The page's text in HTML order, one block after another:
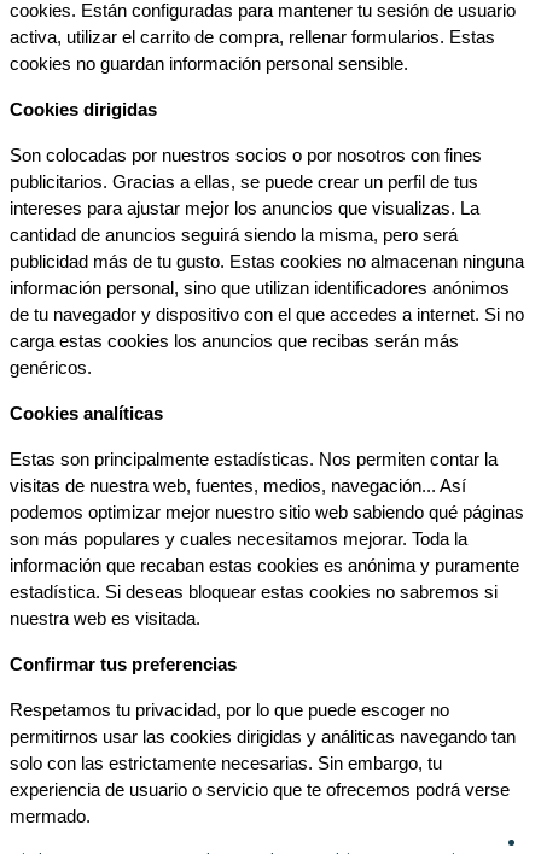
cookies. Están configuradas para mantener tu sesión de usuario
activa, utilizar el carrito de compra, rellenar formularios. Estas
cookies no guardan información personal sensible.
Cookies dirigidas
Son colocadas por nuestros socios o por nosotros con fines
publicitarios. Gracias a ellas, se puede crear un perfil de tus
intereses para ajustar mejor los anuncios que visualizas. La
cantidad de anuncios seguirá siendo la misma, pero será
publicidad más de tu gusto. Estas cookies no almacenan ninguna
información personal, sino que utilizan identificadores anónimos
de tu navegador y dispositivo con el que accedes a internet. Si no
carga estas cookies los anuncios que recibas serán más
genéricos.
Cookies analíticas
Estas son principalmente estadísticas. Nos permiten contar la
visitas de nuestra web, fuentes, medios, navegación... Así
podemos optimizar mejor nuestro sitio web sabiendo qué páginas
son más populares y cuales necesitamos mejorar. Toda la
información que recaban estas cookies es anónima y puramente
estadística. Si deseas bloquear estas cookies no sabremos si
nuestra web es visitada.
Confirmar tus preferencias
Respetamos tu privacidad, por lo que puede escoger no
permitirnos usar las cookies dirigidas y análiticas navegando tan
solo con las estrictamente necesarias. Sin embargo, tu
experiencia de usuario o servicio que te ofrecemos podrá verse
mermado.